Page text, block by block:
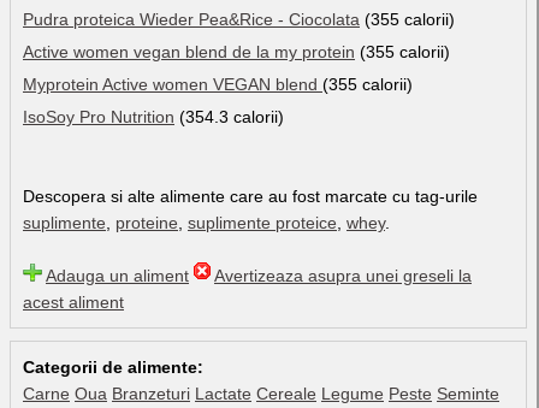
Pudra proteica Wieder Pea&Rice - Ciocolata (355 calorii)
Active women vegan blend de la my protein (355 calorii)
Myprotein Active women VEGAN blend (355 calorii)
IsoSoy Pro Nutrition (354.3 calorii)
Descopera si alte alimente care au fost marcate cu tag-urile
suplimente
proteine suplimente proteice whey.
Adauga un aliment
Avertizeaza asupra unei greseli la
acest aliment
Categorii de alimente:
Carne Oua Branzeturi Lactate Cereale Legume Peste Seminte